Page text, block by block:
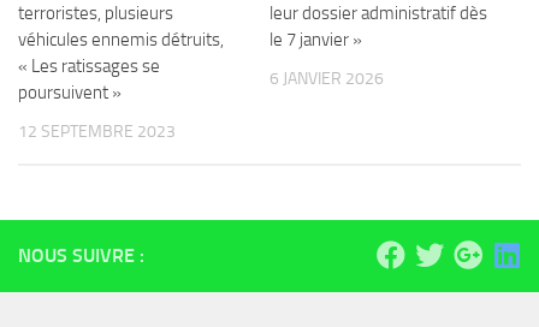
terroristes, plusieurs
véhicules ennemis détruits,
« Les ratissages se
poursuivent »
12 SEPTEMBRE 2023
leur dossier administratif dès
le 7 janvier »
6 JANVIER 2026
NOUS SUIVRE :